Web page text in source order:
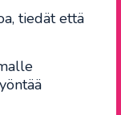
tiedät että